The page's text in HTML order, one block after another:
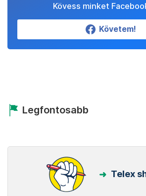
Kövess minket
Követem!
Legfontosabb
Telex